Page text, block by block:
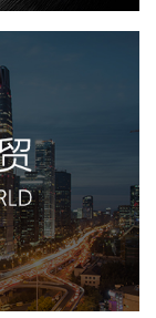
房地产